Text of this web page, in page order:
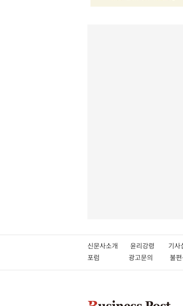
신문사소개 윤리강령 기
포럼
광고문의 불